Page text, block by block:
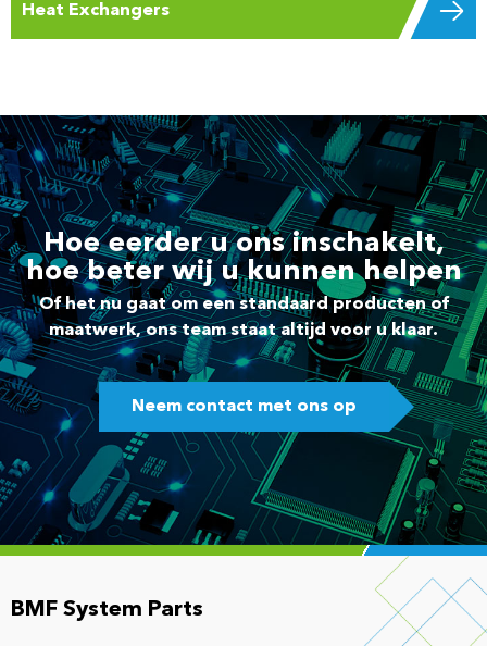
Heat Exchangers
Hoe eerder u ons inschakelt,
hoe beter wij u kunnen helpen
Of het nu gaat om een standaard producten of
maatwerk, ons team staat altijd voor u klaar.
Neem contact met ons op
BMF System Parts